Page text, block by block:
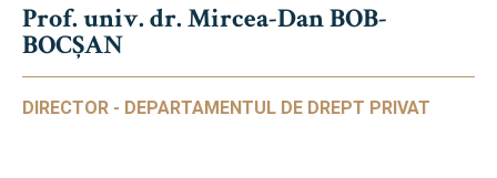
Prof. univ. dr. Mircea-Dan BOB-
BOCȘAN
DIRECTOR - DEPARTAMENTUL DE DREPT PRIVAT